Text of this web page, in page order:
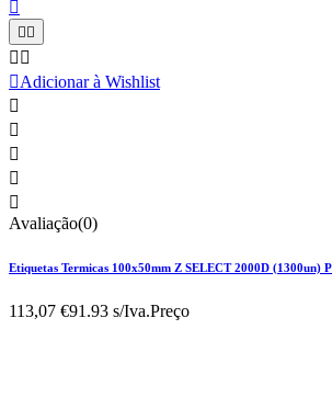

 
 
Adicionar à Wishlist





Avaliação(0)
Etiquetas Termicas 100x50mm Z SELECT 2000D (1300un)
113,07 €91.93 s/Iva.Preço